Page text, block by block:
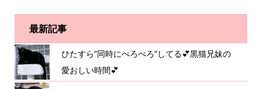
最新記事
ひたすら”同時にぺろぺろ”してる💕黒猫兄妹の
愛おしい時間💕